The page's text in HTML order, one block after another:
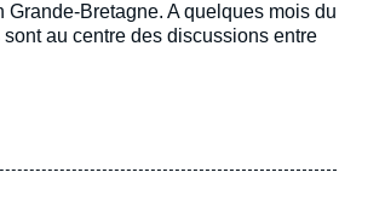
Bretagne. A quelques mois du
au centre des discussions entre